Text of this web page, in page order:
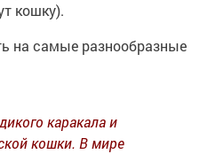
кошку).
на самые разнообразные
каракала и
кошки. В мире